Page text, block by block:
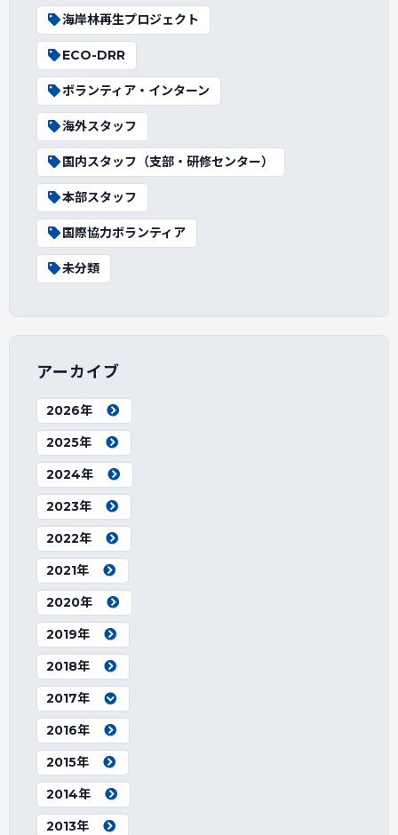
海岸林再生プロジェクト
ECO-DRR
ボランティア・インターン
海外スタッフ
国内スタッフ（支部・研修センター）
本部スタッフ
国際協力ボランティア
未分類
アーカイブ
2026年
2025年
2024年
2023年
2022年
2021年
2020年
2019年
2018年
2017年
2016年
2015年
2014年
2013年